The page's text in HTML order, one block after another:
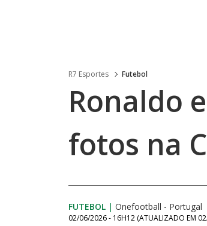
R7 Esportes Futebol
Ronaldo
fotos na
FUTEBOL | Onefootball - Portugal
02/06/2026 - 16H12 (ATUALIZADO EM